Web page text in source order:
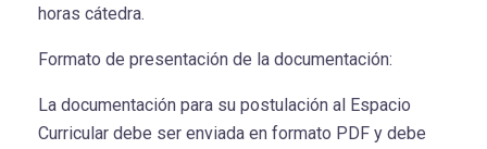
horas cátedra.
Formato de presentación de la documentación:
La documentación para su postulación al Espacio
Curricular debe ser enviada en formato PDF y debe